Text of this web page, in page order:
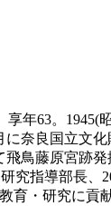
年63。1945(
奈良国立文
鳥藤原宮跡
究指導部長、
育・研究に貢